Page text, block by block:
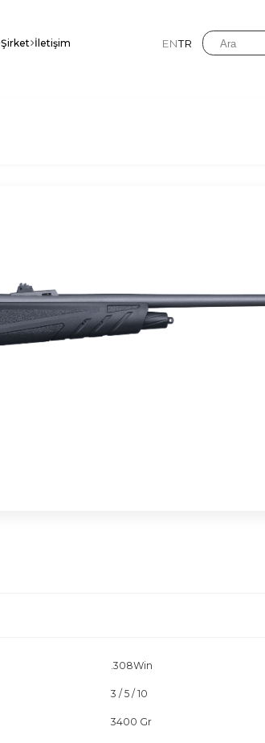
Şirket İletişim ENTR
.308Win
3 / 5 / 10
3400 Gr